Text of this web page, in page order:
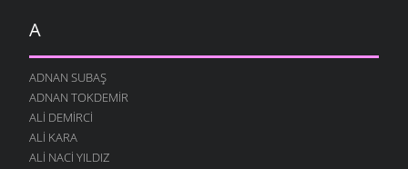
A
ADNAN SUBAŞ
ADNAN TOKDEMIR
ALI DEMIRCI
ALI KARA
ALI NACI YILDIZ